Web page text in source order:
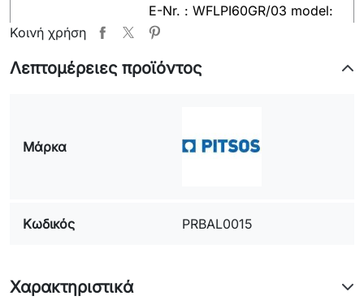
E-Nr. : WFLPI60GR/03 model:
(MOD:) : BIG7+
(MOD:) : VARIO ELECTRONIC
E-Nr. : WXPI601E/04
E-Nr. : WFL1650GR/10
Κοινή χρήση
Λεπτομέρειες προϊόντος
Μάρκα
Κωδικός PRBAL0015
Χαρακτηριστικά